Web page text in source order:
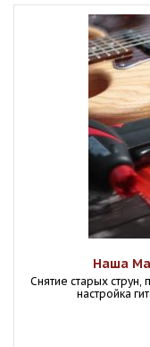
Наша
Снятие старых струн,
настройка